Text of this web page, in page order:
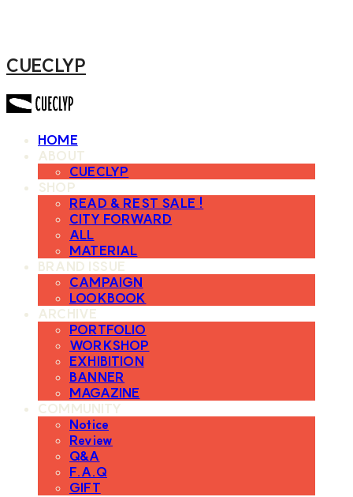
CUECLYP
HOME
ABOUT
CUECLYP
SHOP
READ & REST SALE !
CITY FORWARD
ALL
MATERIAL
BRAND ISSUE
CAMPAIGN
LOOKBOOK
ARCHIVE
PORTFOLIO
WORKSHOP
EXHIBITION
BANNER
MAGAZINE
COMMUNITY
Notice
Review
Q&A
F.A.Q
GIFT